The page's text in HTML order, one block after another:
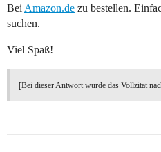
Bei Amazon.de zu bestellen.
suchen.
Viel Spaß!
[Bei dieser Antwort wurde das Vollzitat